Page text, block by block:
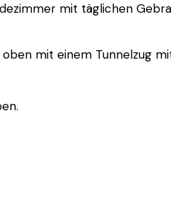
mit täglichen
mit einem Tunnelzug